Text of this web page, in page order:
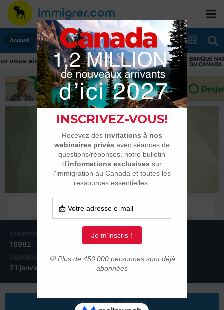
Accueil
vous aider tout au long de votre transition
juetben
Habitués
COMPTEUR DE CONTENUS
16982
INSCRIPTION
2 octobre 2005
DERNIÈRE VISITE
21 janvier 2025
JOURS GAGNÉS
78
COMMUNITY ANSWERS